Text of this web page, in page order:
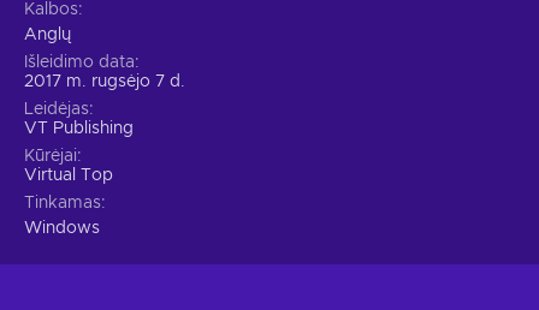
Kalbos
Anglų
Išleidimo data
2017 m. rugsėjo 7 d.
Leidėjas
VT Publishing
Kūrėjai
Virtual Top
Tinkamas
Windows